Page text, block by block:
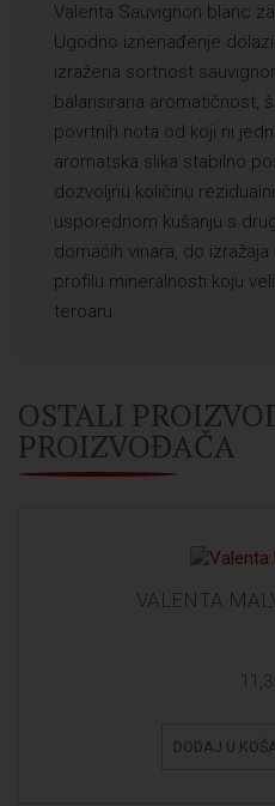
Valenta Sauvignon blanc
Ugodno iznenađenje
izražena sortnost
balansirana aromatičnost,
povrtnih nota od koji ni
aromatska slika stabilno
dozvoljnu količinu
usporednom kušanju s
domaćih vinara, do
profilu mineralnosti koju
teroaru.
OSTALI
PROIZVOĐAČA
VALENTA
DODAJ U